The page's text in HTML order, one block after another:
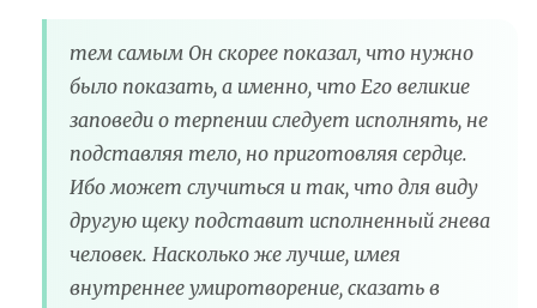
тем самым Он скорее показал, что нужно
было показать, а именно, что Его великие
заповеди о терпении следует исполнять, не
подставляя тело, но приготовляя сердце.
Ибо может случиться и так, что для виду
другую щеку подставит исполненный гнева
человек. Насколько же лучше, имея
внутреннее умиротворение, сказать в